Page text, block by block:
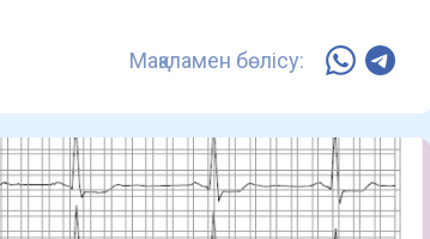
Мақаламен бөлісу: